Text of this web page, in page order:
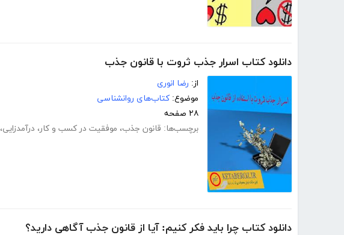
دانلود کتاب اسرار جذب ثروت با قانون جذب
از: رضا انوری
موضوع: کتاب‌های روانشناسی
۲۸ صفحه
برچسب‌ها: قانون جذب، موفقیت در کسب و کار، درآمدزایی،
دانلود کتاب چرا باید فکر کنیم: آیا از قانون جذب آگاهی دارید؟